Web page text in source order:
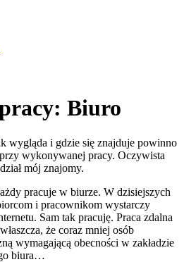
Biuro
wygląda i gdzie się znajduje powinno
wykonywanej pracy. Oczywista
mój znajomy.
pracuje w biurze. W dzisiejszych
i pracownikom wystarczy
Sam tak pracuję. Praca zdalna
że coraz mniej osób
wymagającą obecności w zakładzie
biura…